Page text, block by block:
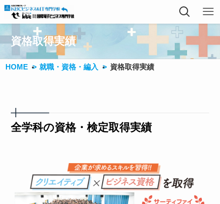
資格取得実績
HOME 就職・資格・編入 資格取得実績
全学科の資格・検定取得実績